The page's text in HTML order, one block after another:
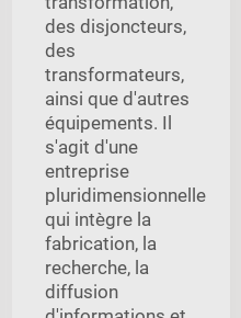
des disjoncteurs,
des
transformateurs,
ainsi que d'autres
équipements. Il
s'agit d'une
entreprise
pluridimensionnelle
qui intègre la
fabrication, la
recherche, la
diffusion